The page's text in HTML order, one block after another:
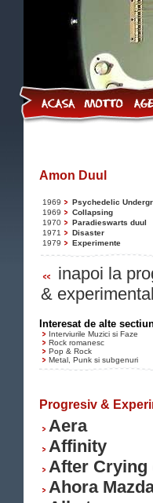
Amon Duul
1969
Psychedelic
1969
Collapsing
1970
Paradieswarts duul
1971
Disaster
1979
Experimente
inapoi la
& experimental
Interesat de alte
Interviurile Muzici si Faze
Rock romanesc
Pop & Rock
Metal, Punk si subgenuri
Progresiv &
Aera
Affinity
After Crying
Ahora